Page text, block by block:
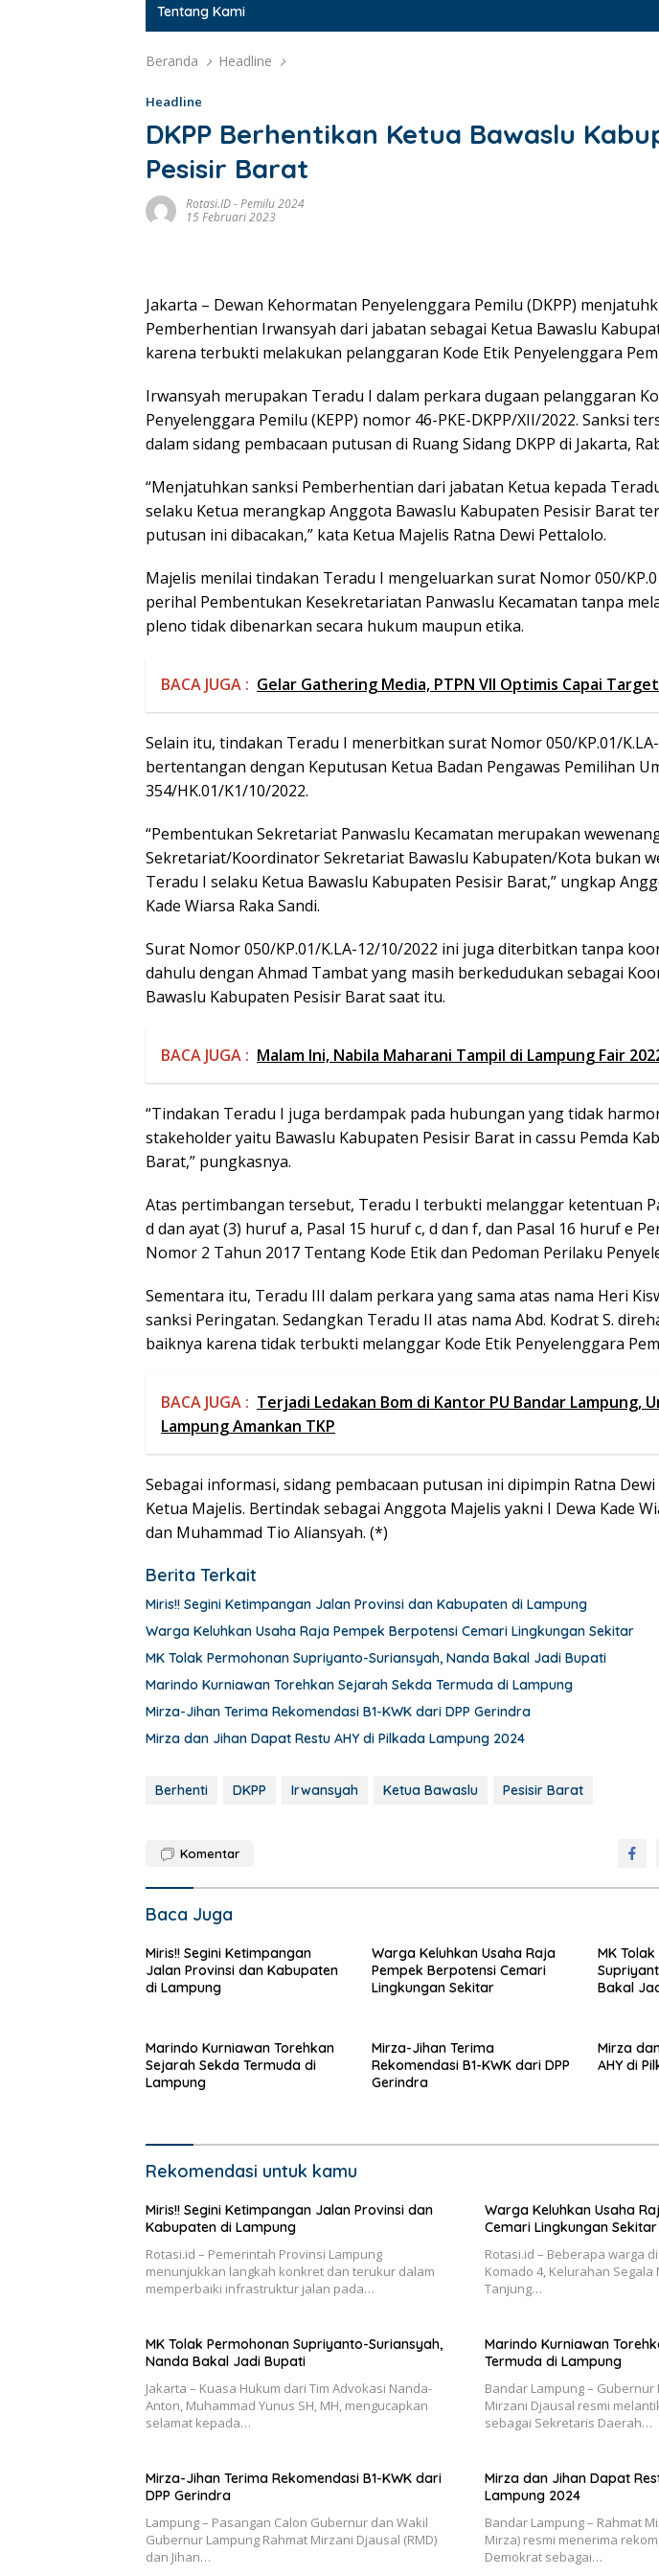
Tentang Kami
Beranda Headline
Headline
DKPP Berhentikan Ketua Bawaslu
Pesisir Barat
Rotasi.ID-Pemilu 2024
15 Februari 2023
Jakarta – Dewan Kehormatan Penyelenggara Pemilu (DKPP)
Pemberhentian Irwansyah dari jabatan sebagai Ketua Bawaslu
karena terbukti melakukan pelanggaran Kode Etik Penyelenggara
Irwansyah merupakan Teradu I dalam perkara dugaan pelanggaran
Penyelenggara Pemilu (KEPP) nomor 46-PKE-DKPP/XII/2022. Sanksi
dalam sidang pembacaan putusan di Ruang Sidang DKPP di Jakarta,
“Menjatuhkan sanksi Pemberhentian dari jabatan Ketua kepada
selaku Ketua merangkap Anggota Bawaslu Kabupaten Pesisir Barat
putusan ini dibacakan,” kata Ketua Majelis Ratna Dewi Pettalolo.
Majelis menilai tindakan Teradu I mengeluarkan surat Nomor 050/
perihal Pembentukan Kesekretariatan Panwaslu Kecamatan tanpa
pleno tidak dibenarkan secara hukum maupun etika.
BACA JUGA : Gelar Gathering Media, PTPN VII Optimis Capai
Selain itu, tindakan Teradu I menerbitkan surat Nomor 050/KP.01/
bertentangan dengan Keputusan Ketua Badan Pengawas Pemilihan
354/HK.01/K1/10/2022.
“Pembentukan Sekretariat Panwaslu Kecamatan merupakan
Sekretariat/Koordinator Sekretariat Bawaslu Kabupaten/Kota bukan
Teradu I selaku Ketua Bawaslu Kabupaten Pesisir Barat,” ungkap
Kade Wiarsa Raka Sandi.
Surat Nomor 050/KP.01/K.LA-12/10/2022 ini juga diterbitkan tanpa
dahulu dengan Ahmad Tambat yang masih berkedudukan sebagai
Bawaslu Kabupaten Pesisir Barat saat itu.
BACA JUGA : Malam Ini, Nabila Maharani Tampil di Lampung Fair
“Tindakan Teradu I juga berdampak pada hubungan yang tidak
stakeholder yaitu Bawaslu Kabupaten Pesisir Barat in cassu Pemda
Barat,” pungkasnya.
Atas pertimbangan tersebut, Teradu I terbukti melanggar ketentuan
d dan ayat (3) huruf a, Pasal 15 huruf c, d dan f, dan Pasal 16 huruf e
Nomor 2 Tahun 2017 Tentang Kode Etik dan Pedoman Perilaku
Sementara itu, Teradu III dalam perkara yang sama atas nama Heri
sanksi Peringatan. Sedangkan Teradu II atas nama Abd. Kodrat S.
baiknya karena tidak terbukti melanggar Kode Etik Penyelenggara
BACA JUGA : Terjadi Ledakan Bom di Kantor PU Bandar Lampung,
Lampung Amankan TKP
Sebagai informasi, sidang pembacaan putusan ini dipimpin Ratna
Ketua Majelis. Bertindak sebagai Anggota Majelis yakni I Dewa Kade
dan Muhammad Tio Aliansyah. (*)
Berita Terkait
Miris!! Segini Ketimpangan Jalan Provinsi dan Kabupaten di Lampung
Warga Keluhkan Usaha Raja Pempek Berpotensi Cemari Lingkungan Sekitar
MK Tolak Permohonan Supriyanto-Suriansyah, Nanda Bakal Jadi Bupati
Marindo Kurniawan Torehkan Sejarah Sekda Termuda di Lampung
Mirza-Jihan Terima Rekomendasi B1-KWK dari DPP Gerindra
Mirza dan Jihan Dapat Restu AHY di Pilkada Lampung 2024
Berhenti DKPP Irwansyah Ketua Bawaslu Pesisir Barat
Komentar
Baca Juga
Miris!! Segini Ketimpangan
Jalan Provinsi dan Kabupaten
di Lampung
Warga Keluhkan Usaha Raja
Pempek Berpotensi Cemari
Lingkungan Sekitar
MK
Bakal
Marindo Kurniawan Torehkan
Sejarah Sekda Termuda di
Lampung
Mirza-Jihan Terima
Rekomendasi B1-KWK dari DPP
Gerindra
Mirza
AHY di
Rekomendasi untuk kamu
Miris!! Segini Ketimpangan Jalan Provinsi dan
Kabupaten di Lampung
Rotasi.id – Pemerintah Provinsi Lampung
menunjukkan langkah konkret dan terukur dalam
memperbaiki infrastruktur jalan pada…
Warga Keluhkan Usaha
Cemari Lingkungan Sekitar
Rotasi.id – Beberapa warga
Komado 4, Kelurahan Segala
Tanjung…
MK Tolak Permohonan Supriyanto-Suriansyah,
Nanda Bakal Jadi Bupati
Jakarta – Kuasa Hukum dari Tim Advokasi Nanda-
Anton, Muhammad Yunus SH, MH, mengucapkan
selamat kepada…
Marindo Kurniawan
Termuda di Lampung
Bandar Lampung – Gubernur
Mirzani Djausal resmi
sebagai Sekretaris Daerah…
Mirza-Jihan Terima Rekomendasi B1-KWK dari
DPP Gerindra
Lampung – Pasangan Calon Gubernur dan Wakil
Gubernur Lampung Rahmat Mirzani Djausal (RMD)
dan Jihan…
Mirza dan Jihan Dapat
Lampung 2024
Bandar Lampung – Rahmat
Mirza) resmi menerima
Demokrat sebagai…